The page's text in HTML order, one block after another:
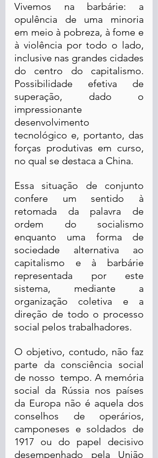
Vivemos na barbárie: a
opulência de uma minoria
em meio à pobreza, à fome e
à violência por todo o lado,
inclusive nas grandes cidades
do centro do capitalismo.
Possibilidade efetiva de
superação, dado o
impressionante
desenvolvimento
tecnológico e, portanto, das
forças produtivas em curso,
no qual se destaca a China.
Essa situação de conjunto
confere um sentido à
retomada da palavra de
ordem do socialismo
enquanto uma forma de
sociedade alternativa ao
capitalismo e à barbárie
representada por este
sistema, mediante a
organização coletiva e a
direção de todo o processo
social pelos trabalhadores.
O objetivo, contudo, não faz
parte da consciência social
de nosso  tempo. A memória
social da Rússia nos países
da Europa não é aquela dos
conselhos de operários,
camponeses e soldados de
1917 ou do papel decisivo
desempenhado pela União